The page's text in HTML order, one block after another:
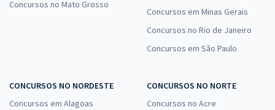
Concursos no Mato Grosso
Concursos em Minas Gerais
Concursos no Rio de Janeiro
Concursos em São Paulo
CONCURSOS NO NORDESTE
Concursos em Alagoas
CONCURSOS NO NORTE
Concursos no Acre